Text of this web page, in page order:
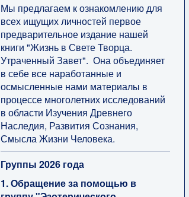
Мы предлагаем к ознакомлению для
всех ищущих личностей первое
предварительное издание нашей
книги "Жизнь в Свете Творца.
Утраченный Завет". Она объединяет
в себе все наработанные и
осмысленные нами материалы в
процессе многолетних исследований
в области Изучения Древнего
Наследия, Развития Сознания,
Смысла Жизни Человека.
Группы 2026 года
1. Обращение за помощью в